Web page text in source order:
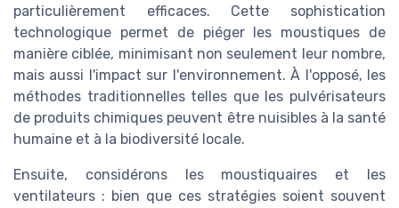
particulièrement efficaces. Cette sophistication
technologique permet de piéger les moustiques de
manière ciblée, minimisant non seulement leur nombre,
mais aussi l'impact sur l'environnement. À l'opposé, les
méthodes traditionnelles telles que les pulvérisateurs
de produits chimiques peuvent être nuisibles à la santé
humaine et à la biodiversité locale.
Ensuite, considérons les moustiquaires et les
ventilateurs : bien que ces stratégies soient souvent